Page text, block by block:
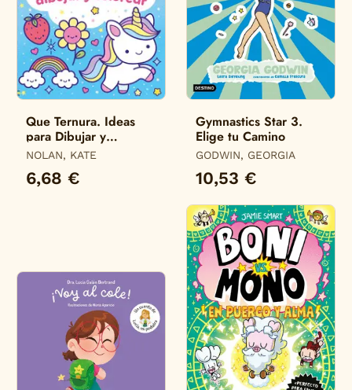
Que Ternura. Ideas
para Dibujar y
Colorear
NOLAN, KATE
6,68 €
Gymnastics Star 3.
Elige tu Camino
GODWIN, GEORGIA
10,53 €